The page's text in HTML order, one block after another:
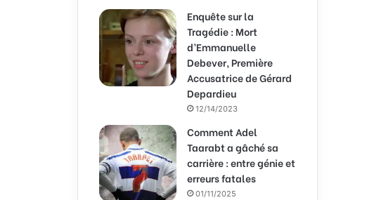
Enquête sur la
Tragédie : Mort
d’Emmanuelle
Debever, Première
Accusatrice de Gérard
Depardieu
12/14/2023
Comment Adel
Taarabt a gâché sa
carrière : entre génie et
erreurs fatales
01/11/2025